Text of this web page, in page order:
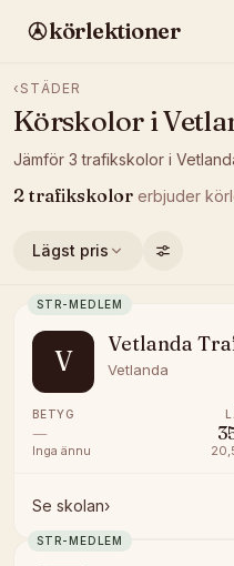
körlektioner
‹ STÄDER
Körskolor i
Jämför 3 trafikskolor i
2 trafikskolor erbjuder
Lägst pris
STR-MEDLEM
V
Vetlanda
Vetlanda
BETYG
—
Inga ännu
Se skolan›
STR-MEDLEM